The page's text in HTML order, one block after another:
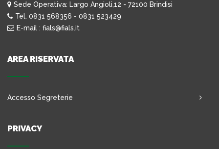
Sede Operativa: Largo Angioli,12 - 72100 Brindisi
Tel. 0831 568356 - 0831 523429
E-mail : fials@fials.it
AREA RISERVATA
Accesso Segreterie
PRIVACY